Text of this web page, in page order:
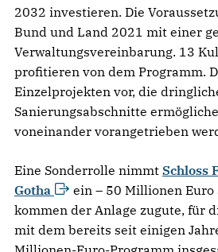
2032 investieren. Die
Bund und Land 2021 mit einer
Verwaltungsvereinbarung. 13
profitieren von dem Programm.
Einzelprojekten vor, die
Sanierungsabschnitte
voneinander vorangetrieben
Eine Sonderrolle nimmt Schloss
Gotha
ein – 50 Millionen Euro
kommen der Anlage zugute, für
mit dem bereits seit einigen